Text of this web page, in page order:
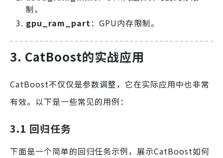
制。
gpu_ram_part：GPU内存限制。
3. CatBoost的实战应用
CatBoost不仅仅是参数调整，它在实际应用中也非常
有效。以下是一些常见的用例：
3.1 回归任务
下面是一个简单的回归任务示例，展示CatBoost如何